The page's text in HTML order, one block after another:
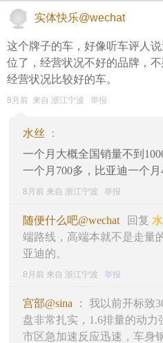
实体快乐@wechat
这个牌子的车，好像听车评人
位了，经营状况不好的品牌，
经营状况比较好的车。
8月前 来自 浙江宁波 举报
水丝 ：
一个月大概全国销量不到
一个月700多，比亚迪一个月
8月前 来自 浙江宁波 举报
随便什么吧@wechat 回复
端路线，高端本就不是走量
亚迪的。
8月前 来自 浙江宁波 举报
宫部@sina ： 我以前开标致
盘非常扎实，1.6排量的动力
市区急加速反应迅速，车身